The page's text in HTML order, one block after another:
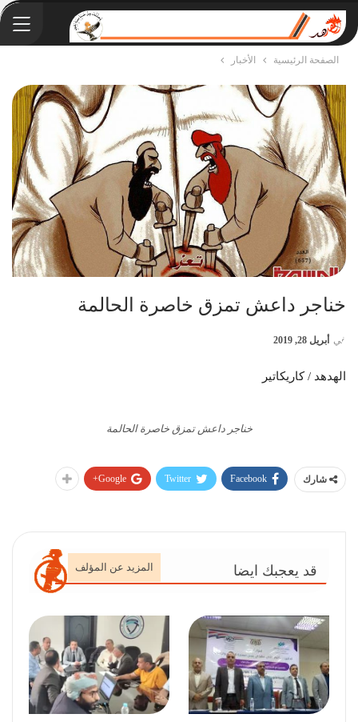
الصفحة الرئيسية الأخبار
خناجر داعش تمزق خاصرة الحالمة
في أبريل 28, 2019
الهدهد / كاريكاتير
خناجر داعش تمزق خاصرة الحالمة
شارك Facebook
Twitter
Google+
قد يعجبك ايضا المزيد عن المؤلف